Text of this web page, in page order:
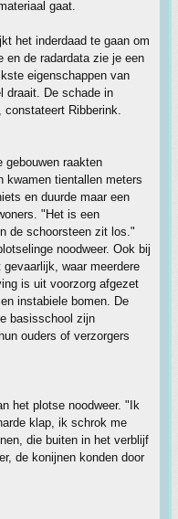
gaat.
het inderdaad te gaan om
en de radardata zie je een
eigenschappen van
draait. De schade in
constateert Ribberink.
gebouwen raakten
kwamen tientallen meters
en duurde maar een
"Het is een
de schoorsteen zit los."
noodweer. Ook bij
waar meerdere
is uit voorzorg afgezet
instabiele bomen. De
basisschool zijn
ouders of verzorgers
het plotse noodweer. "Ik
klap, ik schrok me
die buiten in het verblijf
de konijnen konden door